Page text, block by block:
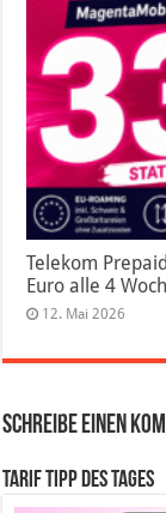
Telekom
Euro alle 4
12. Mai 2026
Schreibe einen
Tarif Tipp des Tages